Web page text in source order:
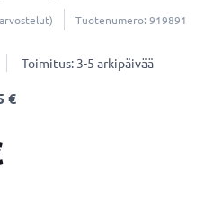
Tuotenumero: 919891
Toimitus: 3-5 arkipäivää
€